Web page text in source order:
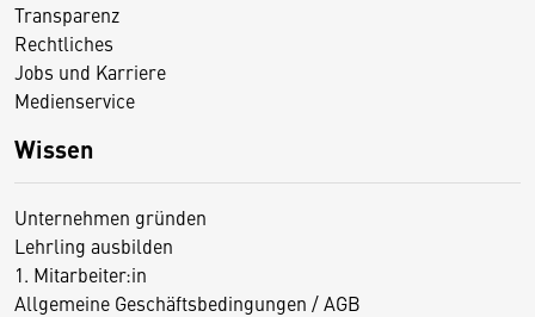
Transparenz
Rechtliches
Jobs und Karriere
Medienservice
Wissen
Unternehmen gründen
Lehrling ausbilden
1. Mitarbeiter:in
Allgemeine Geschäftsbedingungen / AGB